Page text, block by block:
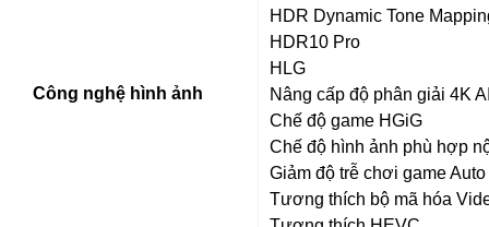
Công nghệ hình ảnh
HDR Dynamic Tone
HDR10 Pro
HLG
Nâng cấp độ phân giải 4K
Chế độ game HGiG
Chế độ hình ảnh phù hợp
Giảm độ trễ chơi game
Tương thích bộ mã hóa